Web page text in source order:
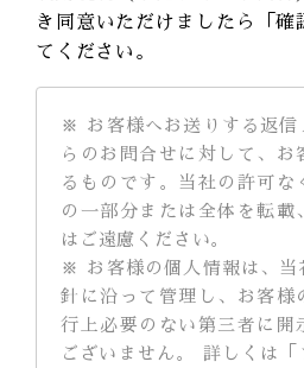
き同意いただけましたら「確
てください。
※ お客様へお送りする返信
らのお問合せに対して、お
るものです。当社の許可な
の一部分または全体を転載
はご遠慮ください。
※ お客様の個人情報は、当
針に沿って管理し、お客様
行上必要のない第三者に開
ございません。 詳しくは